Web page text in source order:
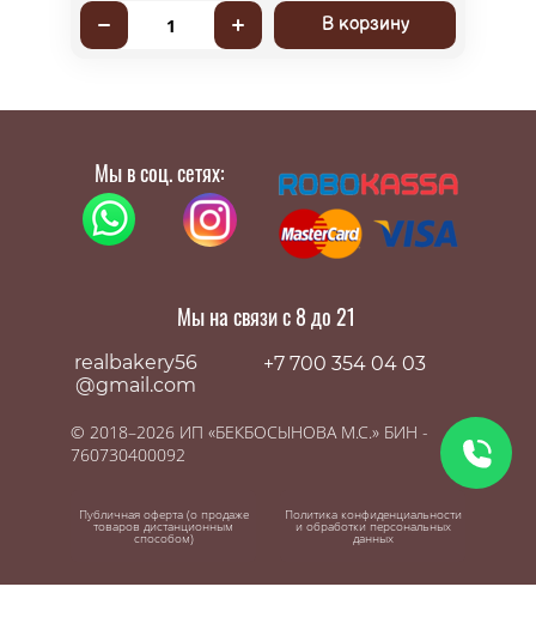
1 В корзину
Мы в соц. сетях:
Мы на связи с 8 до 21
realbakery56
@gmail.com
+7 700 354 04 03
© 2018–2026 ИП «БЕКБОСЫНОВА М.С.» БИН -
760730400092
Публичная оферта (о продаже
товаров дистанционным
способом)
Политика конфиденциальности
и обработки персональных
данных